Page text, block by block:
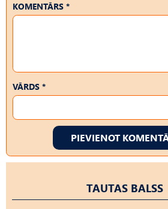
KOMENTĀRS *
VĀRDS *
PIEVIENOT
TAUTAS BALSS